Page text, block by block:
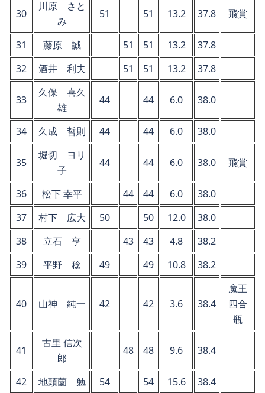
30
川原 さと
み
51 51 13.2 37.8 飛賞
31 藤原 誠 51 51 13.2
37.8
32
酒井 利夫 51 51 13.2 37.8
33
久保 喜久
雄
44 44 6.0 38.0
34 久成 哲則 44 44 6.0 38.0
35
堀切 ヨリ
子
44 44 6.0 38.0 飛賞
36 松下 幸平 44 44 6.0
38.0
37
村下 広大 50 50 12.0
38.0
38
立石 亨 43 43 4.8
38.2
39
平野 稔 49 49 10.8 38.2
40 山神 純一 42 42 3.6 38.4
魔王
四合
瓶
41
古里 信次
郎
48 48 9.6 38.4
42 地頭薗 勉 54 54 15.6
38.4